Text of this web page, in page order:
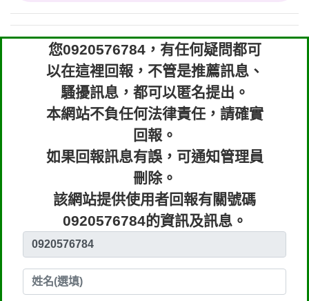
您0920576784，有任何疑問都可
以在這裡回報，不管是推薦訊息、
騷擾訊息，都可以匿名提出。
本網站不負任何法律責任，請確實
回報。
如果回報訊息有誤，可通知管理員
刪除。
該網站提供使用者回報有關號碼
0920576784的資訊及訊息。